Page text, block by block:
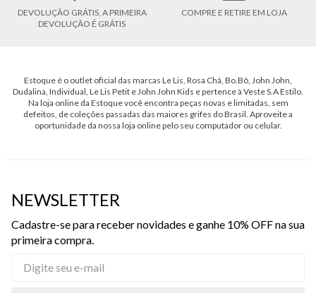
DEVOLUÇÃO GRÁTIS, A PRIMEIRA
DEVOLUÇÃO É GRÁTIS
COMPRE E RETIRE EM LOJA
Estoque é o outlet oficial das marcas Le Lis, Rosa Chá, Bo.Bô, John John,
Dudalina, Individual, Le Lis Petit e John John Kids e pertence à Veste S.A Estilo.
Na loja online da Estoque você encontra peças novas e limitadas, sem
defeitos, de coleções passadas das maiores grifes do Brasil. Aproveite a
oportunidade da nossa loja online pelo seu computador ou celular.
NEWSLETTER
Cadastre-se para receber novidades e ganhe 10% OFF na sua
primeira compra.